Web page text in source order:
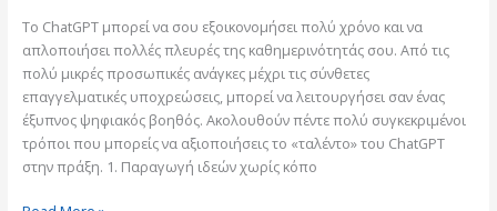
Το ChatGPT μπορεί να σου εξοικονομήσει πολύ χρόνο και να
απλοποιήσει πολλές πλευρές της καθημερινότητάς σου. Από τις
πολύ μικρές προσωπικές ανάγκες μέχρι τις σύνθετες
επαγγελματικές υποχρεώσεις, μπορεί να λειτουργήσει σαν ένας
έξυπνος ψηφιακός βοηθός. Ακολουθούν πέντε πολύ συγκεκριμένοι
τρόποι που μπορείς να αξιοποιήσεις το «ταλέντο» του ChatGPT
στην πράξη. 1. Παραγωγή ιδεών χωρίς κόπο